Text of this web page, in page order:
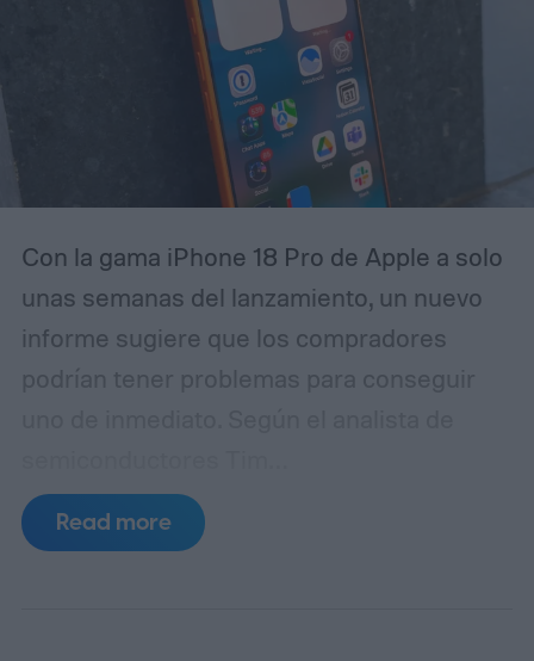
Con la gama iPhone 18 Pro de Apple a solo
unas semanas del lanzamiento, un nuevo
informe sugiere que los compradores
podrían tener problemas para conseguir
Culpan (vía 9to5Mac), la escasez de DRAM
está frenando la producción y podría dejar
Read more